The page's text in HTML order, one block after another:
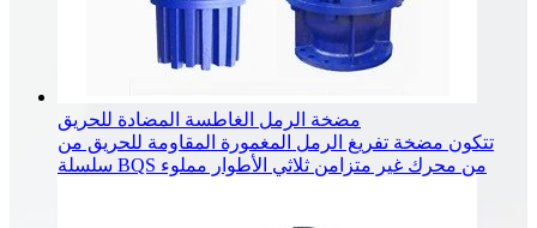
مضخة الرمل الغاطسة المضادة للحريق
تتكون مضخة تفريغ الرمل المغمورة المقاومة للحريق من
سلسلة BQS من محرك غير متزامن ثلاثي الأطوار مملوء